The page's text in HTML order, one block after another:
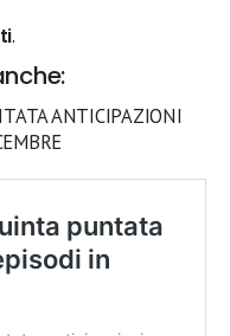
.
ANTICIPAZIONI